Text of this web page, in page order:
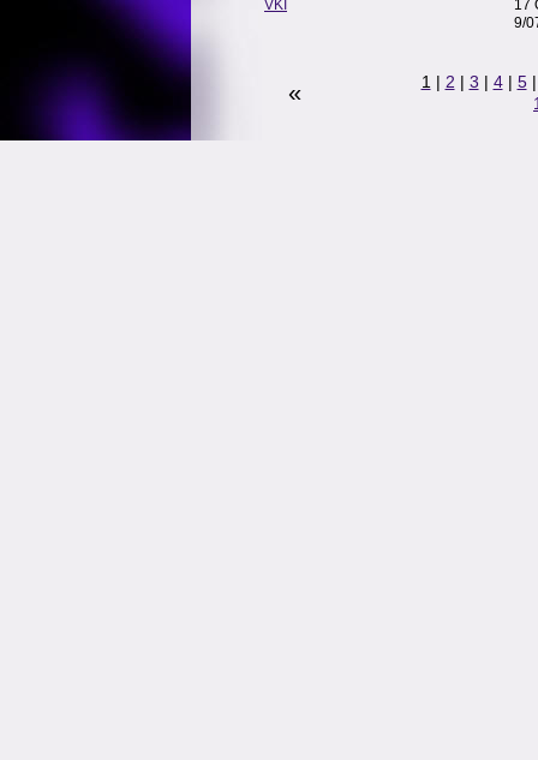
VKI
17
9/
« 1 | 2 | 3 | 4| 5